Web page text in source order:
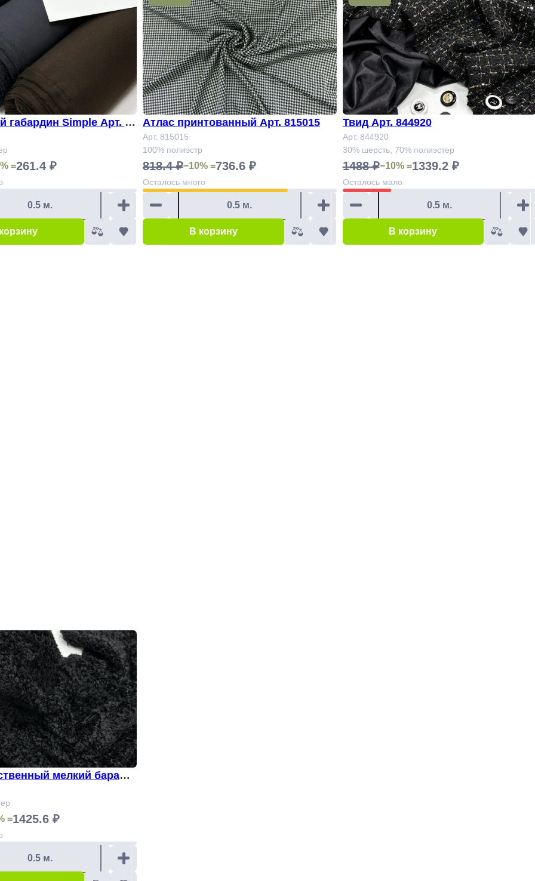
габардин Simple Арт. 84
=261.4 ₽
Атлас принтованный Арт. 815015
Арт. 815015
100% полиэстр
818.4 ₽−10% =736.6 ₽
Осталось много
В корзину
Твид Арт. 844920
Арт. 844920
30% шерсть, 70% полиэстер
1488 ₽−10% =1339.2 ₽
Осталось мало
В корзину
мелкий бараше
=1425.6 ₽